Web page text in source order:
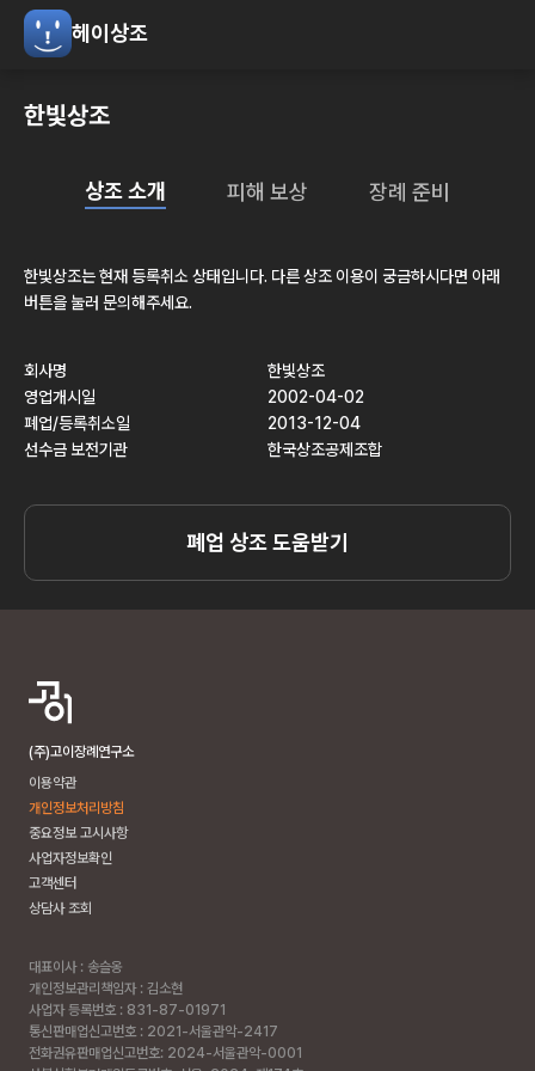
헤이상조
한빛상조
상조 소개 피해 보상 장례 준비
한빛상조는 현재 등록취소 상태입니다. 다른 상조 이용이 궁금하시다면 아래
버튼을 눌러 문의해주세요.
회사명
한빛상조
영업개시일
2002-04-02
폐업/등록취소일
2013-12-04
선수금 보전기관
한국상조공제조합
폐업 상조 도움받기
(주)고이장례연구소
이용약관
개인정보처리방침
중요정보 고시사항
사업자정보확인
고객센터
상담사 조회
대표이사 : 송슬옹
개인정보관리책임자 : 김소현
사업자 등록번호 : 831-87-01971
통신판매업신고번호 : 2021-서울관악-2417
전화권유판매업신고번호: 2024-서울관악-0001